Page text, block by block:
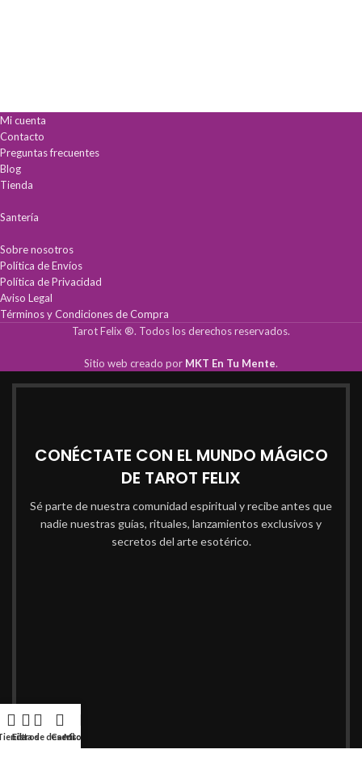
Mi cuenta
Contacto
Preguntas frecuentes
Blog
Tienda
Santería
Sobre nosotros
Política de Envíos
Política de Privacidad
Aviso Legal
Términos y Condiciones de Compra
Tarot Felix ®. Todos los derechos reservados.
Sitio web creado por MKT En Tu Mente.
CONÉCTATE CON EL MUNDO MÁGICO
DE TAROT FELIX
Sé parte de nuestra comunidad espiritual y recibe antes que
nadie nuestras guías, rituales, lanzamientos exclusivos y
secretos del arte esotérico.
Filtros
Lista de deseos
Carrito
Mi cuenta